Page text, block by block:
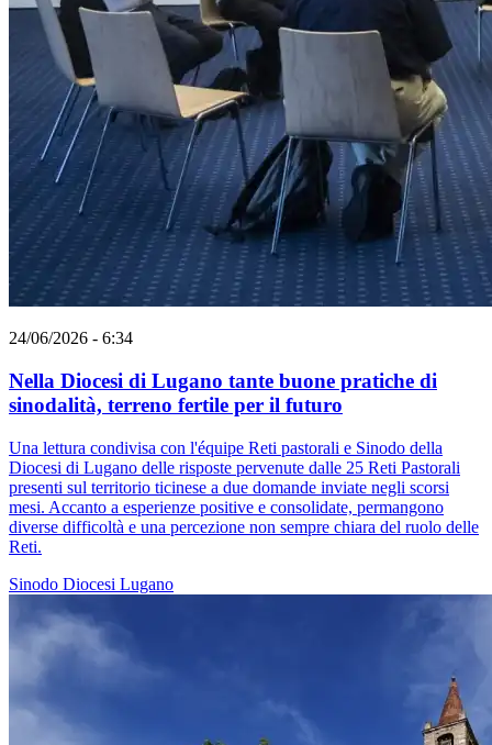
24/06/2026 - 6:34
Nella Diocesi di Lugano tante buone pratiche di
sinodalità, terreno fertile per il futuro
Una lettura condivisa con l'équipe Reti pastorali e Sinodo della
Diocesi di Lugano delle risposte pervenute dalle 25 Reti Pastorali
presenti sul territorio ticinese a due domande inviate negli scorsi
mesi. Accanto a esperienze positive e consolidate, permangono
diverse difficoltà e una percezione non sempre chiara del ruolo delle
Reti.
Sinodo Diocesi Lugano